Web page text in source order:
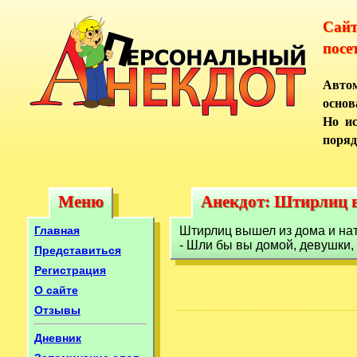
Но
Меню
Меню
Главная
Представиться
Регистрация
О сайте
Отзывы
Дневник
Анекдот: Штирлиц
Анекдот: Штирлиц
Штирлиц вышел из дома и
- Шли бы вы домой, девушки,